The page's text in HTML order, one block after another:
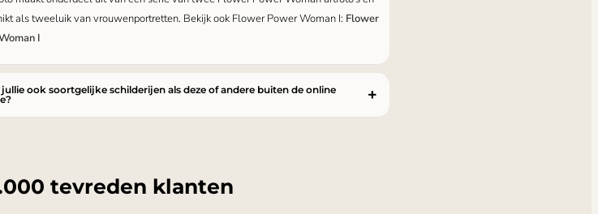
als tweeluik van vrouwenportretten. Bekijk ook Flower Power Woman I: Flower
I
jullie ook soortgelijke schilderijen als deze of andere buiten de online
tevreden klanten